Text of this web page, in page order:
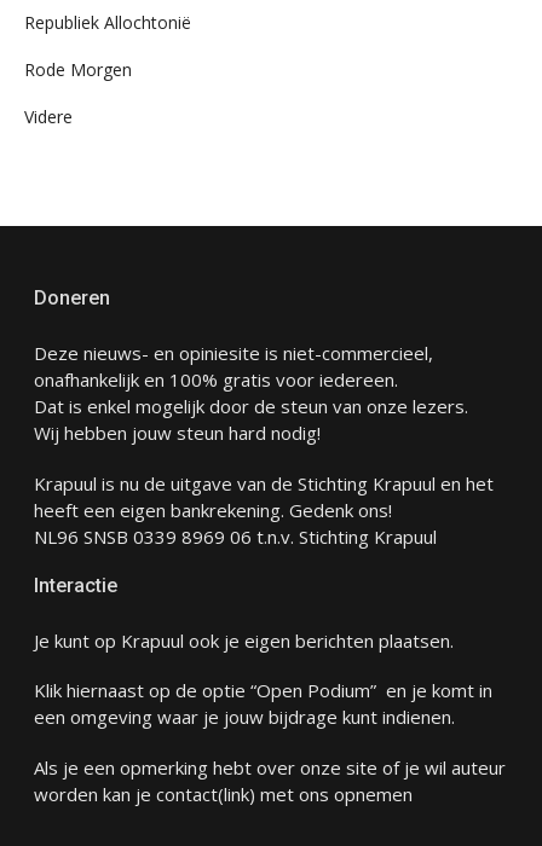
Republiek Allochtonië
Rode Morgen
Videre
Doneren
Deze nieuws- en opiniesite is niet-commercieel,
onafhankelijk en 100% gratis voor iedereen.
Dat is enkel mogelijk door de steun van onze lezers.
Wij hebben jouw steun hard nodig!
Krapuul is nu de uitgave van de Stichting Krapuul en het
heeft een eigen bankrekening. Gedenk ons!
NL96 SNSB 0339 8969 06 t.n.v. Stichting Krapuul
Interactie
Je kunt op Krapuul ook je eigen berichten plaatsen.
Klik hiernaast op de optie “Open Podium” en je komt in
een omgeving waar je jouw bijdrage kunt indienen.
Als je een opmerking hebt over onze site of je wil auteur
worden kan je contact(link) met ons opnemen